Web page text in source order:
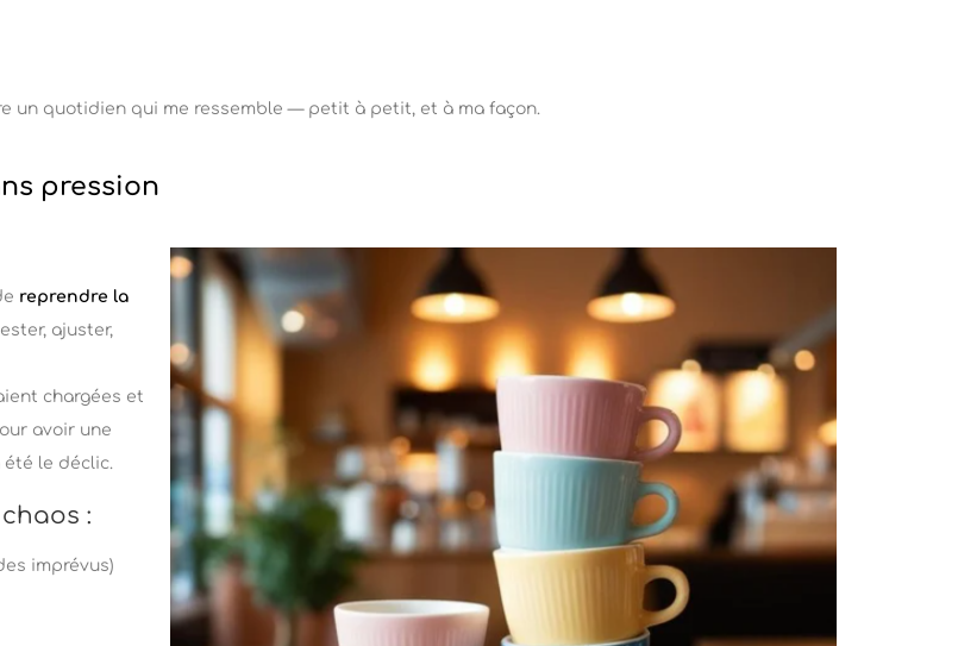
un quotidien qui me ressemble — petit à petit, et à ma façon.
pression
reprendre la
ajuster,
chargées et
avoir une
été le déclic.
:
imprévus)